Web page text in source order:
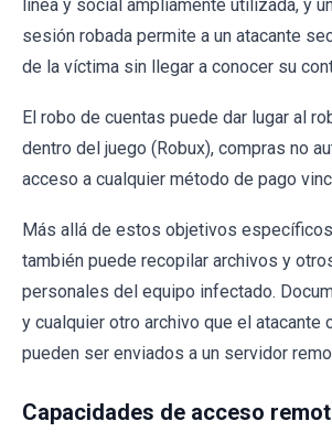
línea y social ampliamente utilizada, y
sesión robada permite a un atacante
de la víctima sin llegar a conocer su
El robo de cuentas puede dar lugar al
dentro del juego (Robux), compras no
acceso a cualquier método de pago
Más allá de estos objetivos
también puede recopilar archivos y
personales del equipo infectado.
y cualquier otro archivo que el atacante
pueden ser enviados a un servidor
Capacidades de acceso